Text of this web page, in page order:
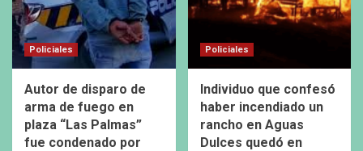
Policiales
Autor de disparo de
arma de fuego en
plaza “Las Palmas”
fue condenado por
Policiales
Individuo que confesó
haber incendiado un
rancho en Aguas
Dulces quedó en